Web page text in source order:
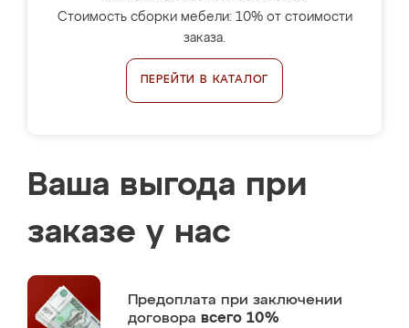
Стоимость сборки мебели: 10% от стоимости
заказа.
ПЕРЕЙТИ В КАТАЛОГ
Ваша выгода при
заказе у нас
Предоплата при заключении
договора всего 10%